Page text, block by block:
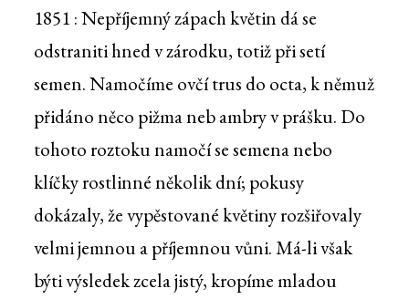
1851 : Nepříjemný zápach květin dá se
odstraniti hned v zárodku, totiž při setí
semen. Namočíme ovčí trus do octa, k němuž
přidáno něco pižma neb ambry v prášku. Do
tohoto roztoku namočí se semena nebo
klíčky rostlinné několik dní; pokusy
dokázaly, že vypěstované květiny rozšiřovaly
velmi jemnou a příjemnou vůni. Má-li však
býti výsledek zcela jistý, kropíme mladou